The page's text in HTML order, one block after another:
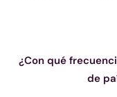
¿Con qué
de